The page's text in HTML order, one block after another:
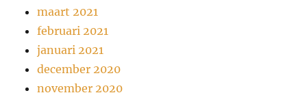
maart 2021
februari 2021
januari 2021
december 2020
november 2020